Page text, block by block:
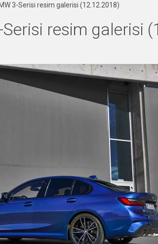
3-Serisi resim galerisi (12.12.2018)
resim galerisi